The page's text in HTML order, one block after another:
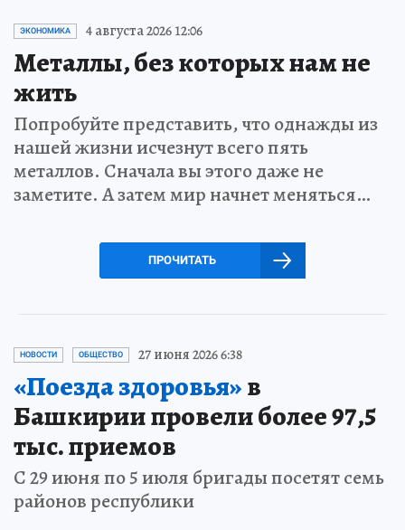
ЭКОНОМИКА 4 августа 2026 12:06
Металлы, без которых нам не
жить
Попробуйте представить, что однажды из
нашей жизни исчезнут всего пять
металлов. Сначала вы этого даже не
заметите. А затем мир начнет меняться…
ПРОЧИТАТЬ
НОВОСТИ ОБЩЕСТВО 27 июня 2026 6:38
«Поезда здоровья»в
Башкирии провели более 97,5
тыс. приемов
С 29 июня по 5 июля бригады посетят семь
районов республики